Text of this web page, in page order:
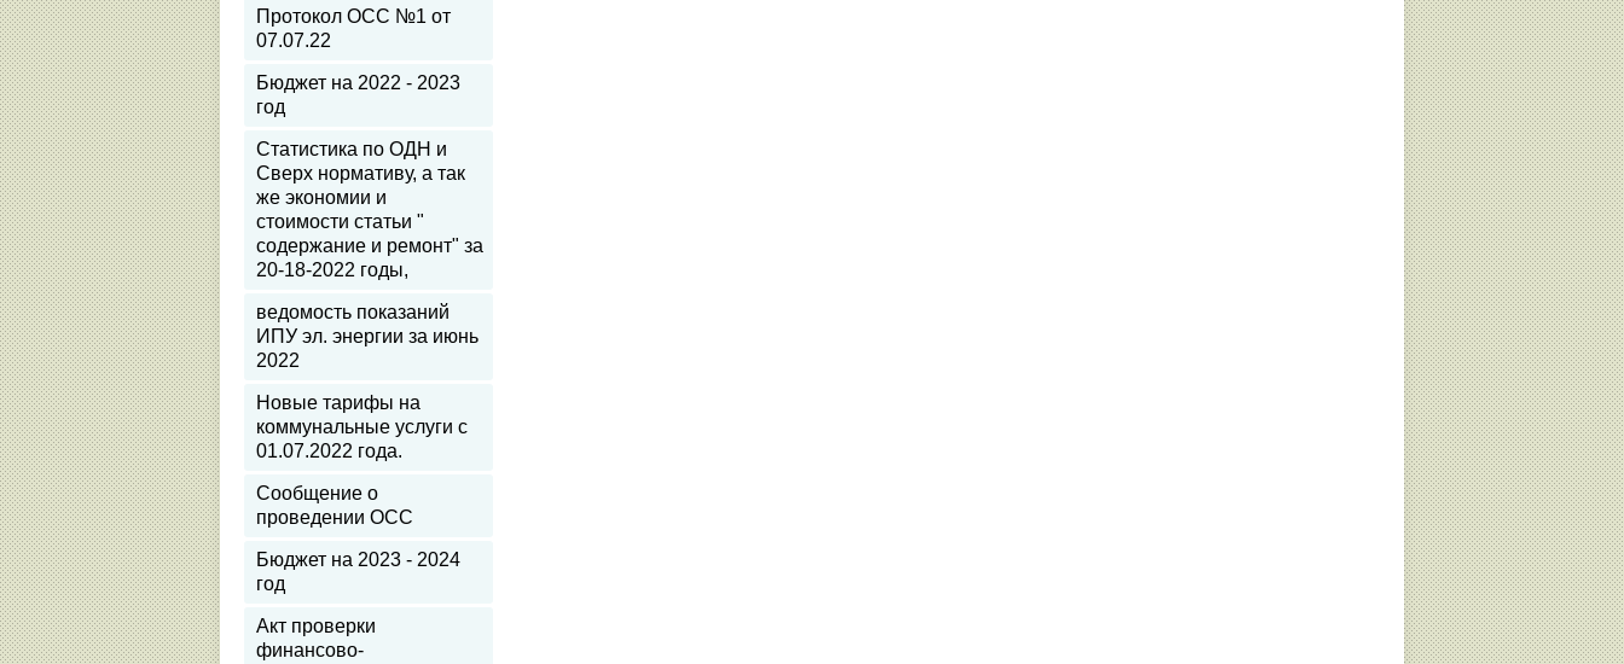
Протокол ОСС №1 от
07.07.22
Бюджет на 2022 - 2023
год
Статистика по ОДН и
Сверх нормативу, а так
же экономии и
стоимости статьи "
содержание и ремонт" за
20-18-2022 годы,
ведомость показаний
ИПУ эл. энергии за июнь
2022
Новые тарифы на
коммунальные услуги с
01.07.2022 года.
Сообщение о
проведении ОСС
Бюджет на 2023 - 2024
год
Акт проверки
финансово-